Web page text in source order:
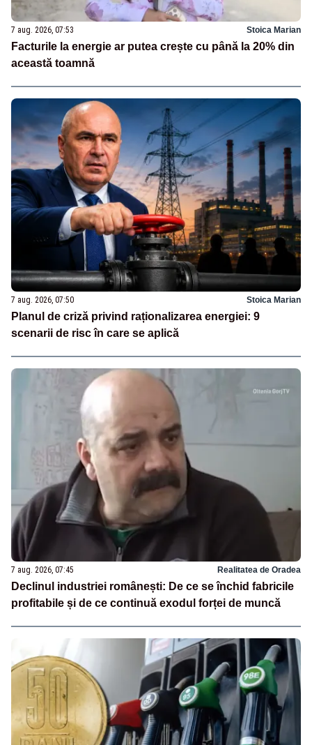
7 aug. 2026, 07:53 Stoica Marian
Facturile la energie ar putea crește cu până la 20% din
această toamnă
7 aug. 2026, 07:50 Stoica Marian
Planul de criză privind raționalizarea energiei: 9
scenarii de risc în care se aplică
7 aug. 2026, 07:45 Realitatea de Oradea
Declinul industriei românești: De ce se închid fabricile
profitabile și de ce continuă exodul forței de muncă